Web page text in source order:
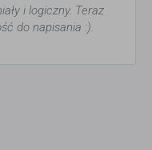
i logiczny. Teraz
do napisania :).